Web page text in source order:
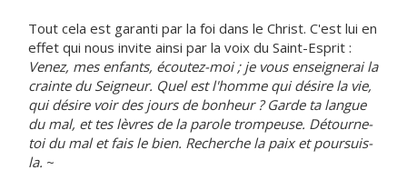
Tout cela est garanti par la foi dans le Christ. C'est lui en
effet qui nous invite ainsi par la voix du Saint-Esprit :
Venez, mes enfants, écoutez-moi ; je vous enseignerai la
crainte du Seigneur. Quel est l'homme qui désire la vie,
qui désire voir des jours de bonheur ? Garde ta langue
du mal, et tes lèvres de la parole trompeuse. Détourne-
toi du mal et fais le bien. Recherche la paix et poursuis-
la. ~